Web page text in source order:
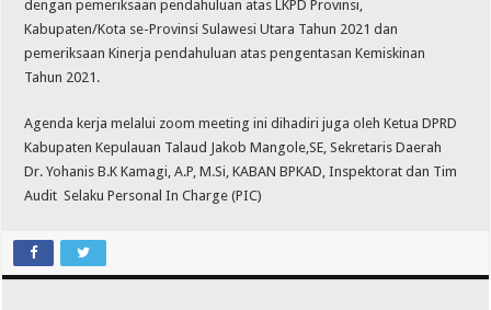
dengan pemeriksaan pendahuluan atas LKPD Provinsi,
Kabupaten/Kota se-Provinsi Sulawesi Utara Tahun 2021 dan
pemeriksaan Kinerja pendahuluan atas pengentasan Kemiskinan
Tahun 2021.
Agenda kerja melalui zoom meeting ini dihadiri juga oleh Ketua DPRD
Kabupaten Kepulauan Talaud Jakob Mangole,SE, Sekretaris Daerah
Dr. Yohanis B.K Kamagi, A.P, M.Si, KABAN BPKAD, Inspektorat dan Tim
Audit Selaku Personal In Charge (PIC)